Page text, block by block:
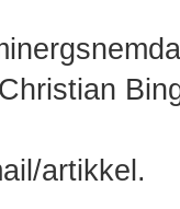
artikkel.